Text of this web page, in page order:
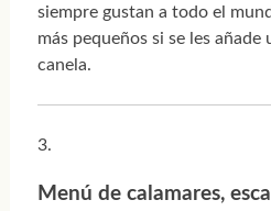
siempre gustan a todo el
más pequeños si se les añade
canela.
Menú de calamares,